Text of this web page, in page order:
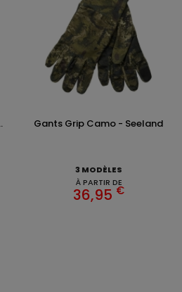
Gants Grip Camo - Seeland
3 MODÈLES
À PARTIR DE
36,95 €